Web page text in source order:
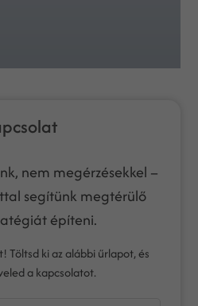
nem megérzésekkel –
segítünk megtérülő
építeni.
Töltsd ki az alábbi űrlapot, és
a kapcsolatot.